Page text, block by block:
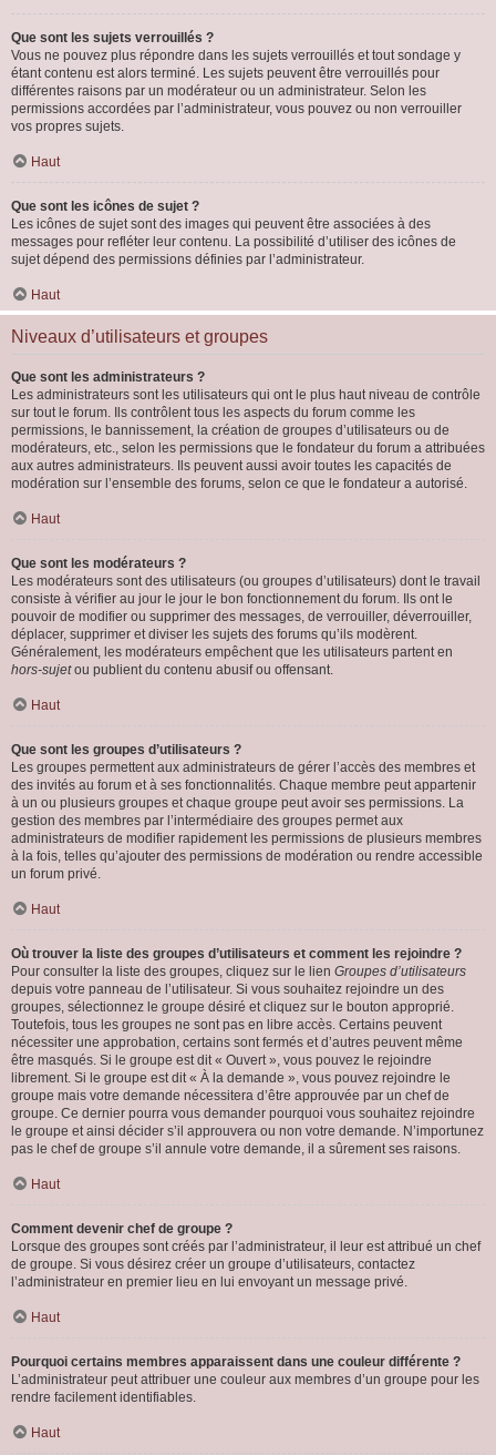
Que sont les sujets verrouillés ?
Vous ne pouvez plus répondre dans les sujets verrouillés et tout sondage y
étant contenu est alors terminé. Les sujets peuvent être verrouillés pour
différentes raisons par un modérateur ou un administrateur. Selon les
permissions accordées par l’administrateur, vous pouvez ou non verrouiller
vos propres sujets.
Haut
Que sont les icônes de sujet ?
Les icônes de sujet sont des images qui peuvent être associées à des
messages pour refléter leur contenu. La possibilité d’utiliser des icônes de
sujet dépend des permissions définies par l’administrateur.
Haut
Niveaux d’utilisateurs et groupes
Que sont les administrateurs ?
Les administrateurs sont les utilisateurs qui ont le plus haut niveau de contrôle
sur tout le forum. Ils contrôlent tous les aspects du forum comme les
permissions, le bannissement, la création de groupes d’utilisateurs ou de
modérateurs, etc., selon les permissions que le fondateur du forum a attribuées
aux autres administrateurs. Ils peuvent aussi avoir toutes les capacités de
modération sur l’ensemble des forums, selon ce que le fondateur a autorisé.
Haut
Que sont les modérateurs ?
Les modérateurs sont des utilisateurs (ou groupes d’utilisateurs) dont le travail
consiste à vérifier au jour le jour le bon fonctionnement du forum. Ils ont le
pouvoir de modifier ou supprimer des messages, de verrouiller, déverrouiller,
déplacer, supprimer et diviser les sujets des forums qu’ils modèrent.
Généralement, les modérateurs empêchent que les utilisateurs partent en
hors-sujetou publient du contenu abusif ou offensant.
Haut
Que sont les groupes d’utilisateurs ?
Les groupes permettent aux administrateurs de gérer l’accès des membres et
des invités au forum et à ses fonctionnalités. Chaque membre peut appartenir
à un ou plusieurs groupes et chaque groupe peut avoir ses permissions. La
gestion des membres par l’intermédiaire des groupes permet aux
administrateurs de modifier rapidement les permissions de plusieurs membres
à la fois, telles qu’ajouter des permissions de modération ou rendre accessible
un forum privé.
Haut
Où trouver la liste des groupes d’utilisateurs et comment les rejoindre ?
Pour consulter la liste des groupes, cliquez sur le lien Groupes d’utilisateurs
depuis votre panneau de l’utilisateur. Si vous souhaitez rejoindre un des
groupes, sélectionnez le groupe désiré et cliquez sur le bouton approprié.
Toutefois, tous les groupes ne sont pas en libre accès. Certains peuvent
nécessiter une approbation, certains sont fermés et d’autres peuvent même
être masqués. Si le groupe est dit « Ouvert », vous pouvez le rejoindre
librement. Si le groupe est dit « À la demande », vous pouvez rejoindre le
groupe mais votre demande nécessitera d’être approuvée par un chef de
groupe. Ce dernier pourra vous demander pourquoi vous souhaitez rejoindre
le groupe et ainsi décider s’il approuvera ou non votre demande. N’importunez
pas le chef de groupe s’il annule votre demande, il a sûrement ses raisons.
Haut
Comment devenir chef de groupe ?
Lorsque des groupes sont créés par l’administrateur, il leur est attribué un chef
de groupe. Si vous désirez créer un groupe d’utilisateurs, contactez
l’administrateur en premier lieu en lui envoyant un message privé.
Haut
Pourquoi certains membres apparaissent dans une couleur différente ?
L’administrateur peut attribuer une couleur aux membres d’un groupe pour les
rendre facilement identifiables.
Haut